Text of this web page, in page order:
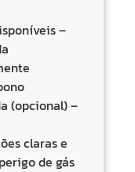
–
(opcional) –
claras e
de gás